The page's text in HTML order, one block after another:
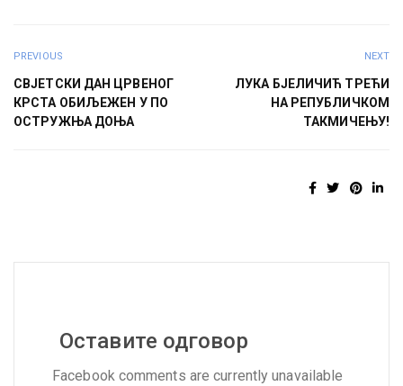
PREVIOUS
СВЈЕТСКИ ДАН ЦРВЕНОГ
КРСТА ОБИЉЕЖЕН У ПО
ОСТРУЖЊА ДОЊА
NEXT
ЛУКА БЈЕЛИЧИЋ ТРЕЋИ
НА РЕПУБЛИЧКОМ
ТАКМИЧЕЊУ!
Оставите одговор
Facebook comments are currently unavailable